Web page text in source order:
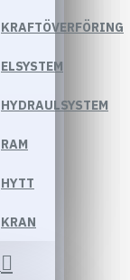
KRAFTÖVERFÖRING
ELSYSTEM
HYDRAULSYSTEM
RAM
HYTT
KRAN